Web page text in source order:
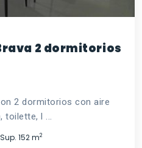
2 dormitorios
2 dormitorios con aire
toilette, l ...
Sup. 152 m2